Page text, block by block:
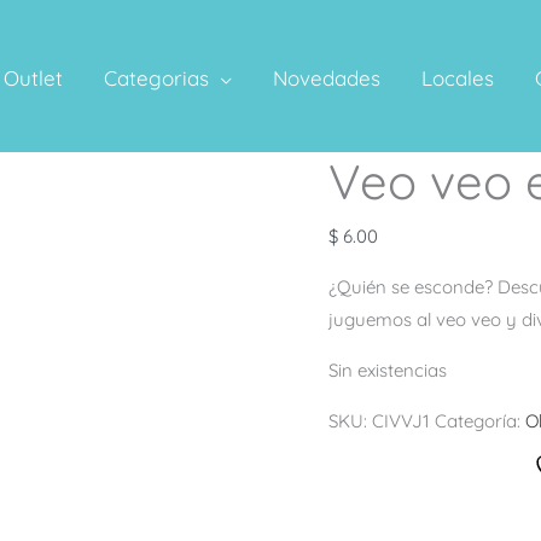
Outlet Categorias Novedades Locales
Veo veo
$ 6.00
¿Quién se esconde?
juguemos al veo veo y
Sin existencias
SKU: CIVVJ1 Categoría: